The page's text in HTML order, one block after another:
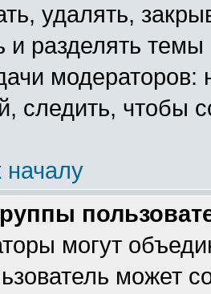
удалять,
и разделять
следить, чтобы
началу
могут
может